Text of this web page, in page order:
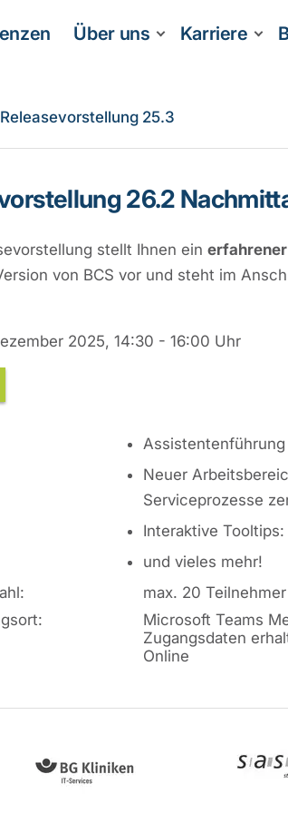
Über uns Karriere
25.3
26.2
stellt Ihnen ein
von BCS vor und steht im
2025, 14:30 - 16:00 Uhr
Neuer
Serviceprozesse
Interaktive
und vieles mehr!
max. 20 Teilnehmer
Microsoft Teams
Zugangsdaten
Online